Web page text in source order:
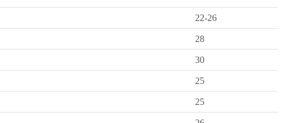
22-26
28
30
25
25